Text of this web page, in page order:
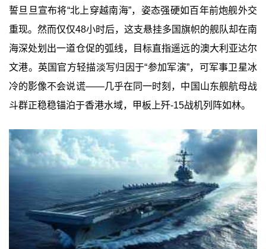
誓旦旦宣布将“北上穿越南海”，姿态强硬如百年前炮舰外交
重现。然而仅仅48小时后，这支悬挂多国旗帜的舰队却在南
海深处划出一道仓促的弧线，目标直指遥远的澳大利亚达尔
文港。英国官方轻描淡写归因于“参加军演”，可军事卫星冰
冷的影像不会说谎——几乎在同一时刻，中国山东舰航母战
斗群正稳稳锚泊于香港水域，甲板上歼-15战机列阵如林。